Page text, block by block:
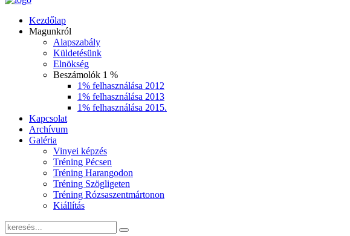
Kezdőlap
Magunkról
Alapszabály
Küldetésünk
Elnökség
Beszámolók 1 %
1% felhasználása 2012
1% felhasználása 2013
1% felhasználása 2015.
Kapcsolat
Archívum
Galéria
Vinyei képzés
Tréning Pécsen
Tréning Harangodon
Tréning Szögligeten
Tréning Rózsaszentmártonon
Kiállítás